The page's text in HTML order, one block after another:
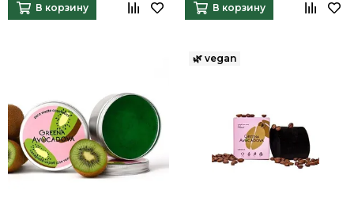
В корзину В корзину